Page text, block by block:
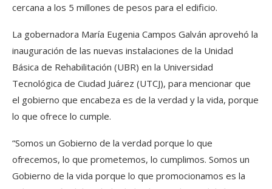
cercana a los 5 millones de pesos para el edificio.
La gobernadora María Eugenia Campos Galván aprovehó la
inauguración de las nuevas instalaciones de la Unidad
Básica de Rehabilitación (UBR) en la Universidad
Tecnológica de Ciudad Juárez (UTCJ), para mencionar que
el gobierno que encabeza es de la verdad y la vida, porque
lo que ofrece lo cumple.
“Somos un Gobierno de la verdad porque lo que
ofrecemos, lo que prometemos, lo cumplimos. Somos un
Gobierno de la vida porque lo que promocionamos es la